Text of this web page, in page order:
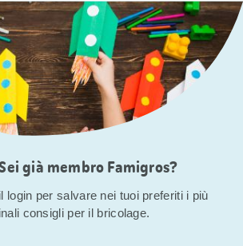
già membro Famigros?
login per salvare nei tuoi preferiti i più
consigli per il bricolage.